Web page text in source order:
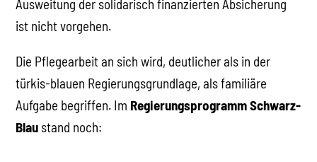
Ausweitung der solidarisch finanzierten Absicherung
ist nicht vorgehen.
Die Pflegearbeit an sich wird, deutlicher als in der
türkis-blauen Regierungsgrundlage, als familiäre
Aufgabe begriffen. Im Regierungsprogramm Schwarz-
Blau stand noch: